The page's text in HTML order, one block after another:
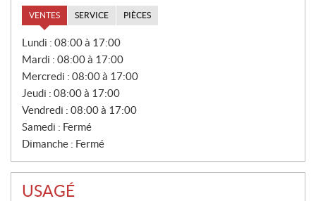
VENTES SERVICE PIÈCES
V
N
T
S
Lundi : 08:00 à 17:00
Mardi : 08:00 à 17:00
Mercredi : 08:00 à 17:00
Jeudi : 08:00 à 17:00
Vendredi : 08:00 à 17:00
Samedi : Fermé
Dimanche : Fermé
USAGÉ